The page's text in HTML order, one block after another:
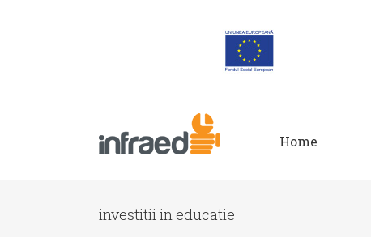
Home
investitii in educatie